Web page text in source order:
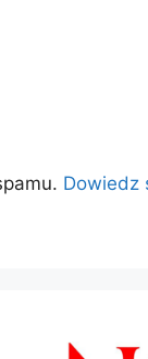
Dowiedz